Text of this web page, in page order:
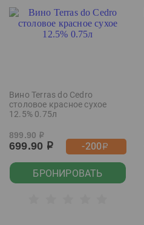
Вино Terras do Cedro
столовое красное сухое
12.5% 0.75л
899.90 р
699.90 р -200р
БРОНИРОВАТЬ